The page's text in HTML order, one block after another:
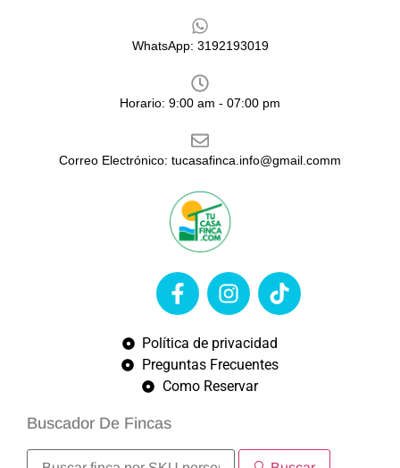
WhatsApp: 3192193019
Horario: 9:00 am - 07:00 pm
Correo Electrónico: tucasafinca.info@gmail.comm
Política de privacidad
Preguntas Frecuentes
Como Reservar
Buscador De Fincas